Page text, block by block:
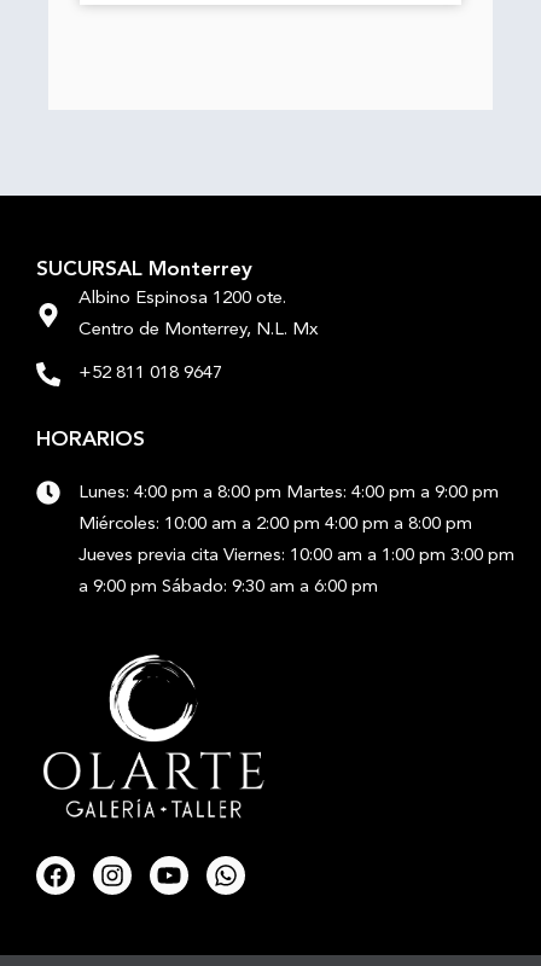
SUCURSAL Monterrey
Albino Espinosa 1200 ote.
Centro de Monterrey, N.L. Mx
+52 811 018 9647
HORARIOS
Lunes: 4:00 pm a 8:00 pm Martes: 4:00 pm a 9:00 pm
Miércoles: 10:00 am a 2:00 pm 4:00 pm a 8:00 pm
Jueves previa cita Viernes: 10:00 am a 1:00 pm 3:00 pm
a 9:00 pm Sábado: 9:30 am a 6:00 pm